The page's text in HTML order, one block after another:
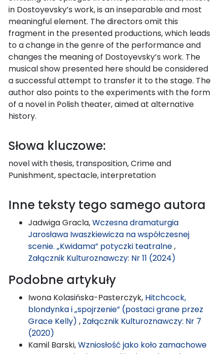
in Dostoyevsky’s work, is an inseparable and most
meaningful element. The directors omit this
fragment in the presented productions, which leads
to a change in the genre of the performance and
changes the meaning of Dostoyevsky’s work. The
musical show presented here should be considered
a successful attempt to transfer it to the stage. The
author also points to the experiments with the form
of a novel in Polish theater, aimed at alternative
history.
Słowa kluczowe:
novel with thesis, transposition, Crime and
Punishment, spectacle, interpretation
Inne teksty tego samego autora
Jadwiga Gracla,Wczesna dramaturgia
Jarosława Iwaszkiewicza na współczesnej
scenie. „Kwidama” potyczki teatralne,
Załącznik Kulturoznawczy: Nr 11 (2024)
Podobne artykuły
Iwona Kolasińska-Pasterczyk, Hitchcock,
blondynka i „spojrzenie” (postaci grane przez
Grace Kelly) , Załącznik Kulturoznawczy: Nr 7
(2020)
Kamil Barski,Wzniosłość jako koło zamachowe